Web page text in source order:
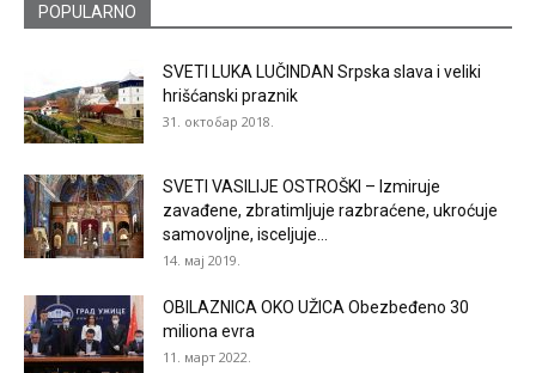
POPULARNO
SVETI LUKA LUČINDAN Srpska slava i veliki
hrišćanski praznik
31. октобар 2018.
SVETI VASILIJE OSTROŠKI – Izmiruje
zavađene, zbratimljuje razbraćene, ukroćuje
samovoljne, isceljuje...
14. мај 2019.
OBILAZNICA OKO UŽICA Obezbeđeno 30
miliona evra
11. март 2022.